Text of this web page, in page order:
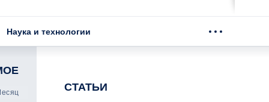
Наука и технологии
СТАТЬИ